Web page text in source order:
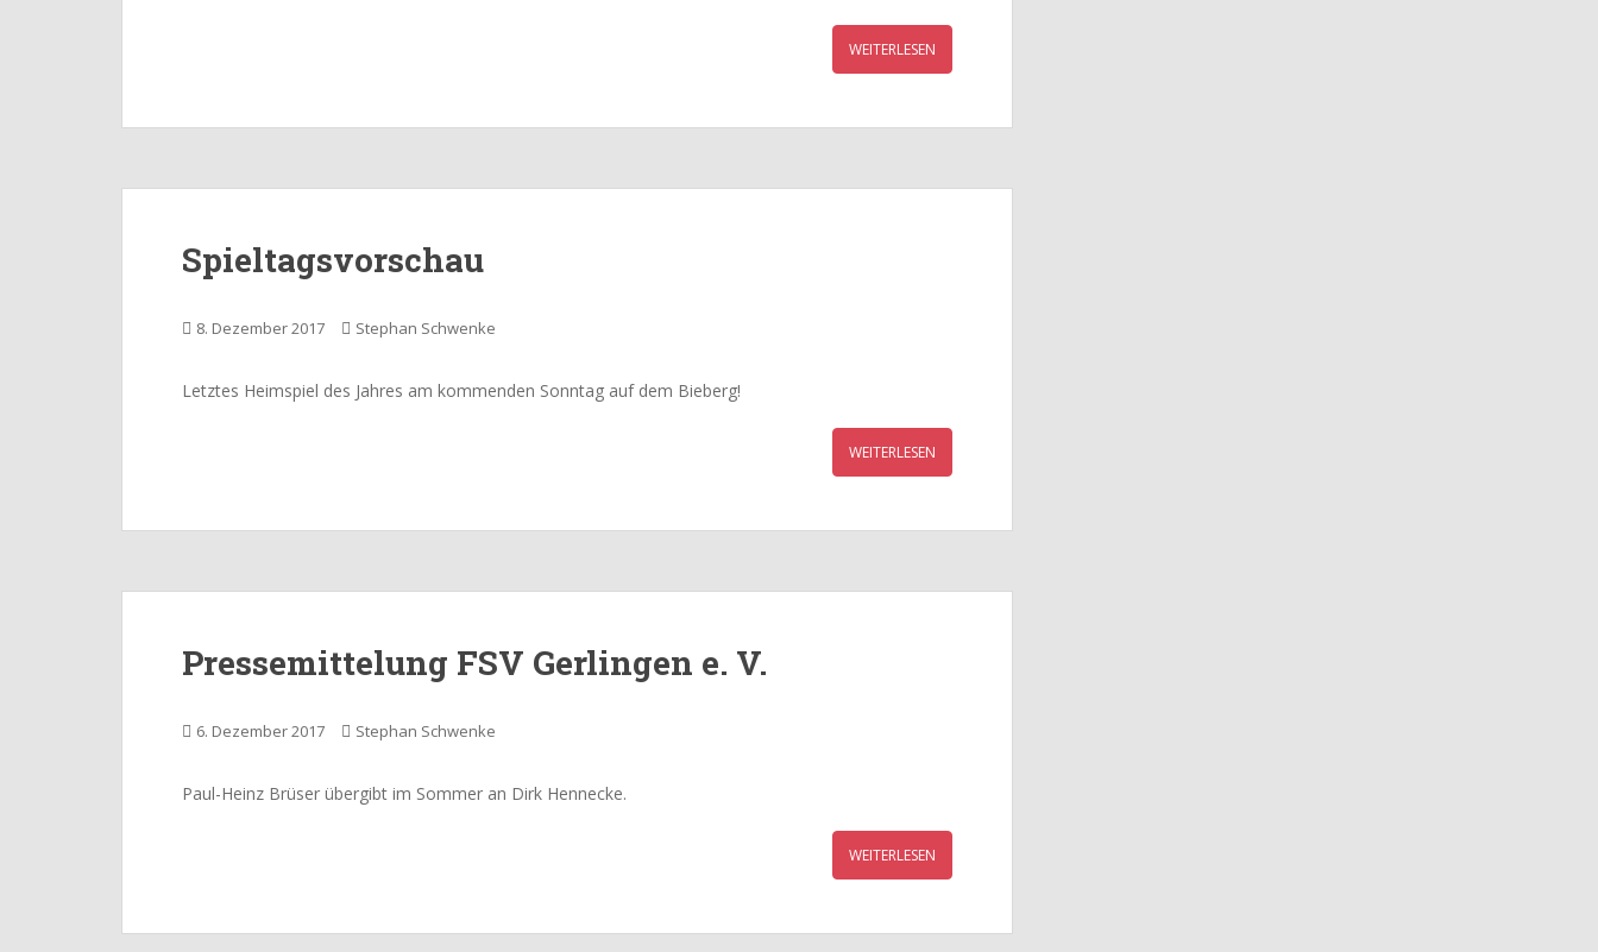
WEITERLESEN
Spieltagsvorschau
8. Dezember 2017 Stephan Schwenke
Letztes Heimspiel des Jahres am kommenden Sonntag auf dem Bieberg!
WEITERLESEN
Pressemittelung FSV Gerlingen e. V.
6. Dezember 2017 Stephan Schwenke
Paul-Heinz Brüser übergibt im Sommer an Dirk Hennecke.
WEITERLESEN